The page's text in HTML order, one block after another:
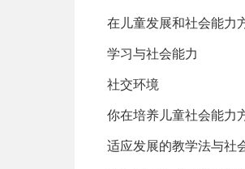
在儿童发展和社会能力
学习与社会能力
社交环境
你在培养儿童社会能力
适应发展的教学法与社